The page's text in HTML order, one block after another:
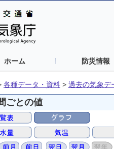
ホーム 防災情報
各種データ・資料 > 過去の気象デ
ごとの値